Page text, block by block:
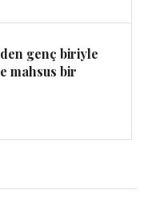
genç biriyle
mahsus bir